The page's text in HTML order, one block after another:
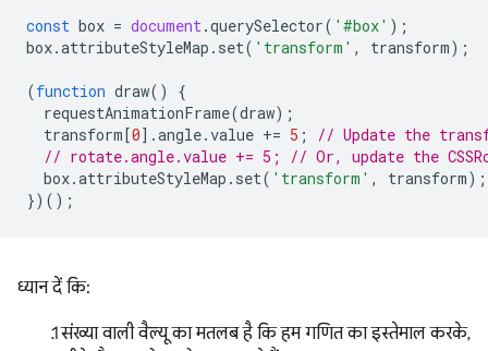
const box = document.querySelector( '#box' );
box.attributeStyleMap . set( 'transform' , transform);
(function draw()
{
requestAnimationFrame(draw);
transform[0].angle.value += 5 ;
// Update the
// rotate.angle.value += 5; // Or, update the
box.attributeStyleMap . set( 'transform' , transform);
})();
ध्यान दें कि:
संख्या वाली वैल्यू का मतलब है कि हम गणित का इस्तेमाल करके,